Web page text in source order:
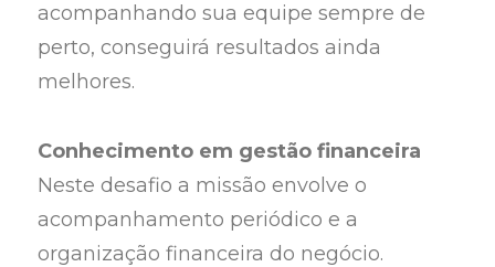
acompanhando sua equipe sempre de
perto, conseguirá resultados ainda
melhores.
Conhecimento em gestão financeira
Neste desafio a missão envolve o
acompanhamento periódico e a
organização financeira do negócio.